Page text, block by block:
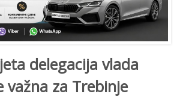
delegacija vlada
važna za Trebinje